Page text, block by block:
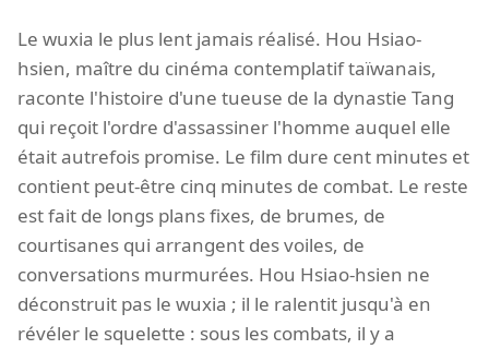
Le wuxia le plus lent jamais réalisé. Hou Hsiao-
hsien, maître du cinéma contemplatif taïwanais,
raconte l'histoire d'une tueuse de la dynastie Tang
qui reçoit l'ordre d'assassiner l'homme auquel elle
était autrefois promise. Le film dure cent minutes et
contient peut-être cinq minutes de combat. Le reste
est fait de longs plans fixes, de brumes, de
courtisanes qui arrangent des voiles, de
conversations murmurées. Hou Hsiao-hsien ne
déconstruit pas le wuxia ; il le ralentit jusqu'à en
révéler le squelette : sous les combats, il y a